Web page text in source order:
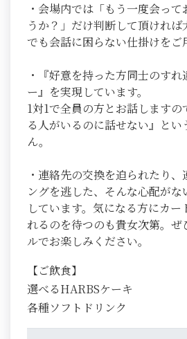
・会場内では「もう一度会っ
うか？」だけ判断して頂けれ
でも会話に困らない仕掛けをご
・『好意を持った方同士のすれ
ー』を実現しています。
1対1で全員の方とお話します
る人がいるのに話せない』とい
ん。
・連絡先の交換を迫られたり
ングを逃した、そんな心配が
しています。気になる方にカー
れるのを待つのも貴女次第。ぜ
ルでお楽しみください。
【ご飲食】
選べるHARBSケーキ
各種ソフトドリンク